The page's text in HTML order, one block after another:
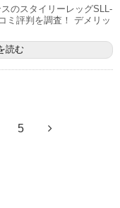
のスタイリーレッグSLL-
ミ評判を調査！ デメリッ
読む
5